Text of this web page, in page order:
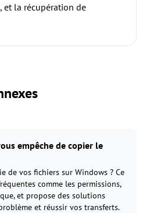
et la récupération de
empêche de copier le
de vos fichiers sur Windows ? Ce
comme les permissions,
et propose des solutions
et réussir vos transferts.